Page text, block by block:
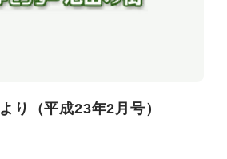
り（平成23年2月号）